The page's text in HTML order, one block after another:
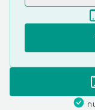
Ideal pentru
Cod ofertă / ID
Id intern:
Tip imobil:Bloc